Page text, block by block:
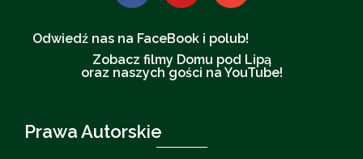
Odwiedź nas na FaceBook i polub!
Zobacz filmy Domu pod Lipą
oraz naszych gości na YouTube!
Prawa Autorskie